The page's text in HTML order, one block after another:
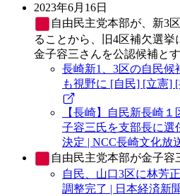
2023年6月16日
自由民主党本部が、新3
ることから、旧4区補欠選
金子容三さんを公認候補と
長崎新1、3区の自民
も視野に [自民] [立憲]
【長崎】自民新長崎
子容三氏を支部長に
決定 | NCC長崎文化放
自由民主党本部が金子容
自民、山口3区に林芳
調整完了 | 日本経済新